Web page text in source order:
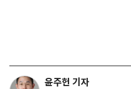
윤주헌 기자